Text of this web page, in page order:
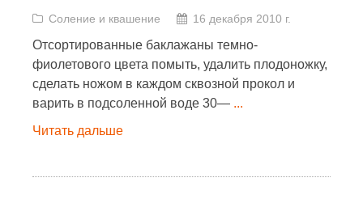
Соление и квашение 16 декабря 2010 г.
Отсортированные баклажаны темно-
фиолетового цвета помыть, удалить плодоножку,
сделать ножом в каждом сквозной прокол и
варить в подсоленной воде 30— ...
Читать дальше